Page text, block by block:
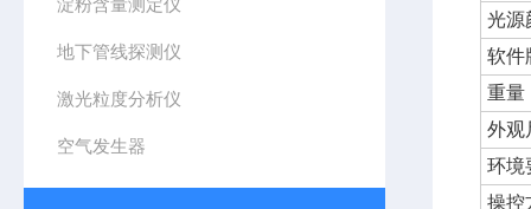
淀粉含量测定仪
地下管线探测仪
激光粒度分析仪
空气发生器
光源
软件
重量
外观
环境
操控